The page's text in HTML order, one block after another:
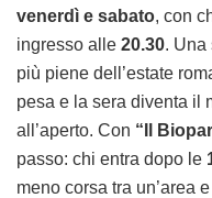
venerdì e sabato, con
ingresso alle 20.30. Una
più piene dell’estate
pesa e la sera diventa il
all’aperto. Con “Il
passo: chi entra dopo le
meno corsa tra un’area